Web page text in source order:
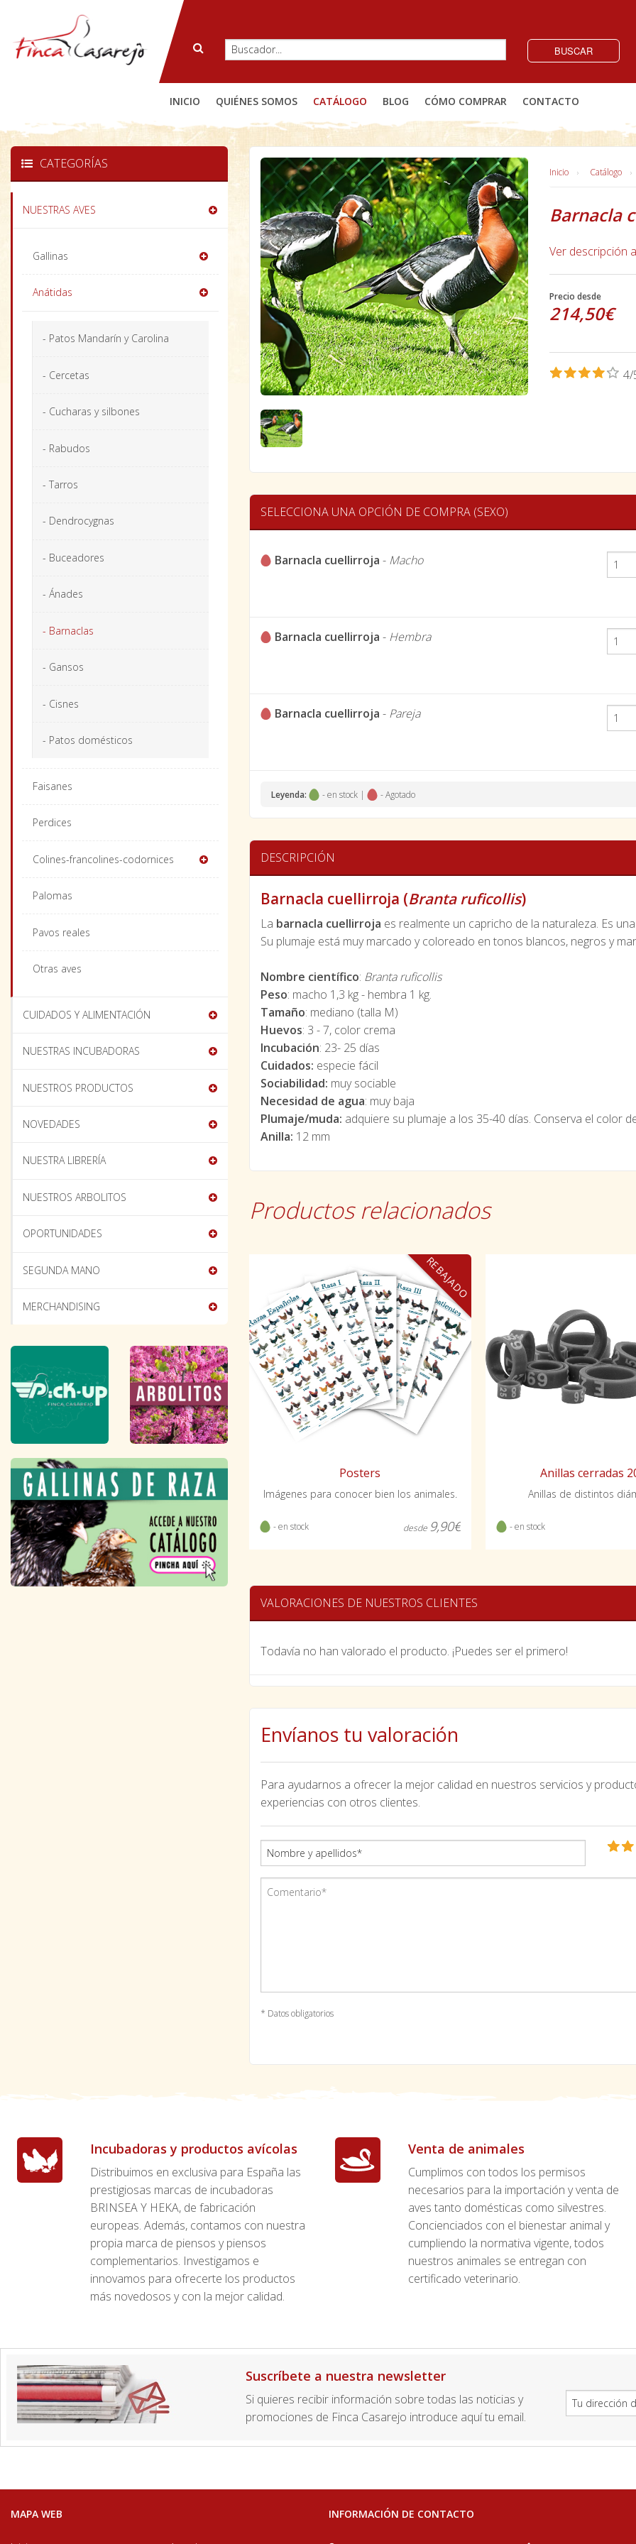
BUSCAR
INICIO QUIÉNES SOMOS CATÁLOGO BLOG CÓMO COMPRAR CONTACTO
Inicio Catálogo
Barnacla
Ver descripción
Precio desde
214,50€
4/
SELECCIONA UNA OPCIÓN DE COMPRA (SEXO)
Barnacla cuellirroja - Macho
Barnacla cuellirroja - Hembra
Barnacla cuellirroja - Pareja
Leyenda: - en stock | - Agotado
DESCRIPCIÓN
Barnacla cuellirroja (Branta ruficollis)
La barnacla cuellirroja es realmente un capricho de la naturaleza. Es
Su plumaje está muy marcado y coloreado en tonos blancos, negros y
Nombre científico: Branta ruficollis
Peso: macho 1,3 kg - hembra 1 kg.
Tamaño: mediano (talla M)
Huevos: 3 - 7, color crema
Incubación: 23- 25 días
Cuidados: especie fácil
Sociabilidad: muy sociable
Necesidad de agua: muy baja
Plumaje/muda: adquiere su plumaje a los 35-40 días. Conserva el color
Anilla: 12 mm
Productos relacionados
REBAJADO
Posters
Imágenes para conocer bien los animales.
- en stock desde 9,90€
Anillas cerradas
Anillas de distintos
- en stock
VALORACIONES DE NUESTROS CLIENTES
Todavía no han valorado el producto. ¡Puedes ser el primero!
Envíanos tu valoración
Para ayudarnos a ofrecer la mejor calidad en nuestros servicios y
experiencias con otros clientes.
* Datos obligatorios
CATEGORÍAS
NUESTRAS AVES
Gallinas
Anátidas
- Patos Mandarín y Carolina
- Cercetas
- Cucharas y silbones
- Rabudos
- Tarros
- Dendrocygnas
- Buceadores
- Ánades
- Barnaclas
- Gansos
- Cisnes
- Patos domésticos
Faisanes
Perdices
Colines-francolines-codornices
Palomas
Pavos reales
Otras aves
CUIDADOS Y ALIMENTACIÓN
NUESTRAS INCUBADORAS
NUESTROS PRODUCTOS
NOVEDADES
NUESTRA LIBRERÍA
NUESTROS ARBOLITOS
OPORTUNIDADES
SEGUNDA MANO
MERCHANDISING
Incubadoras y productos avícolas
Distribuimos en exclusiva para España las
prestigiosas marcas de incubadoras
BRINSEA Y HEKA, de fabricación
europeas. Además, contamos con nuestra
propia marca de piensos y piensos
complementarios. Investigamos e
innovamos para ofrecerte los productos
más novedosos y con la mejor calidad.
Venta de animales
Cumplimos con todos los permisos
necesarios para la importación y venta de
aves tanto domésticas como silvestres.
Concienciados con el bienestar animal y
cumpliendo la normativa vigente, todos
nuestros animales se entregan con
certificado veterinario.
Suscríbete a nuestra newsletter
Si quieres recibir información sobre todas las noticias y
promociones de Finca Casarejo introduce aquí tu email.
MAPA WEB INFORMACIÓN DE CONTACTO